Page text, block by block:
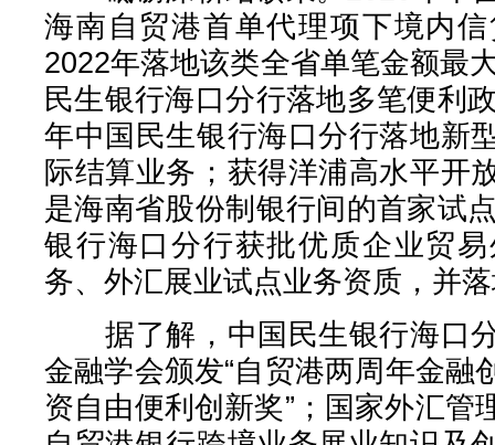
海南自贸港首单代理项下境内
2022年落地该类全省单笔金额最
民生银行海口分行落地多笔便利
年中国民生银行海口分行落地新
际结算业务；获得洋浦高水平开
是海南省股份制银行间的首家试
银行海口分行获批优质企业贸
务、外汇展业试点业务资质，并
据了解，中国民生银行海口
金融学会颁发“自贸港两周年金
资自由便利创新奖”；国家外汇管